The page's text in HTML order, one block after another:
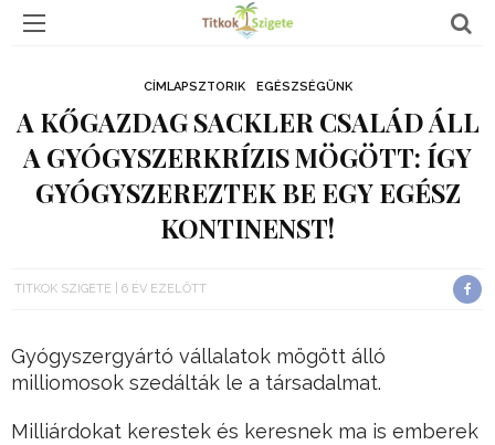
CÍMLAPSZTORIK EGÉSZSÉGÜNK
A KŐGAZDAG SACKLER CSALÁD ÁLL
A GYÓGYSZERKRÍZIS MÖGÖTT: ÍGY
GYÓGYSZEREZTEK BE EGY EGÉSZ
KONTINENST!
TITKOK SZIGETE 6 ÉV EZELŐTT
Gyógyszergyártó vállalatok mögött álló
milliomosok szedálták le a társadalmat.
Milliárdokat kerestek és keresnek ma is emberek